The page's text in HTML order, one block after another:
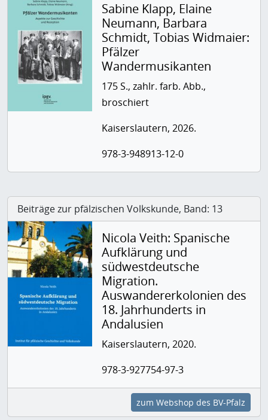
Sabine Klapp, Elaine
Neumann, Barbara
Schmidt, Tobias Widmaier:
Pfälzer
Wandermusikanten
175 S., zahlr. farb. Abb.,
broschiert
Kaiserslautern, 2026.
978-3-948913-12-0
Beiträge zur pfälzischen Volkskunde, Band: 13
Nicola Veith: Spanische
Aufklärung und
südwestdeutsche
Migration.
Auswandererkolonien des
18. Jahrhunderts in
Andalusien
Kaiserslautern, 2020.
978-3-927754-97-3
zum Webshop des BV-Pfalz